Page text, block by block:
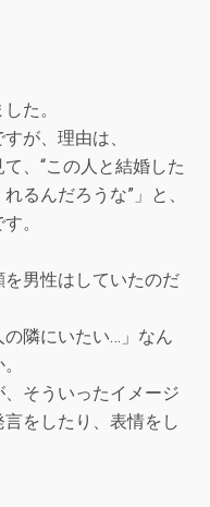
た。
が、理由は、
、“この人と結婚した
るんだろうな”」と、
。
男性はしていたのだ
隣にいたい…」なん
そういったイメージ
をしたり、表情をし